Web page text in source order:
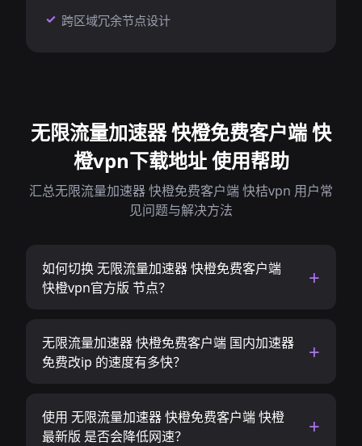
跨区域冗余节点设计
无限流量加速器 快橙免费客户端 快
橙vpn下载地址 使用帮助
汇总无限流量加速器 快橙免费客户端 快桔vpn 用户常
见问题与解决方法
如何切换 无限流量加速器 快橙免费客户端
快橙vpn官方版 节点？
无限流量加速器 快橙免费客户端 国内加速器
免费改ip 的速度有多快？
使用 无限流量加速器 快橙免费客户端 快橙
最新版 是否会降低网速？